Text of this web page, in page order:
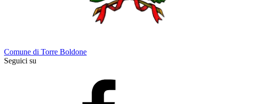
Comune di Torre Boldone
Seguici su